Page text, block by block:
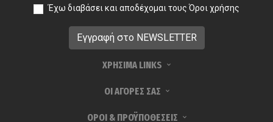
Έχω διαβάσει και αποδέχομαι τους Όροι χρήσης
ΧΡΗΣΙΜΑ LINKS
ΟΙ ΑΓΟΡΕΣ ΣΑΣ
ΟΡΟΙ & ΠΡΟΫΠΟΘΕΣΕΙΣ